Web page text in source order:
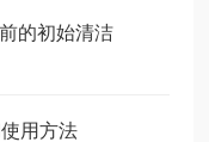
的初始清洁
用方法